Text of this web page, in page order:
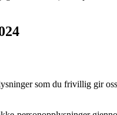
som du frivillig gir